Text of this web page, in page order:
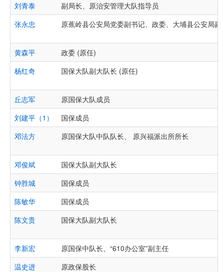
刘青泰
副局长、原治安管理大队指导员
张永忠
原蕉岭县公安局党委副书记、政委、大埔县公安局
黄森平
政委 (原任)
杨红奇
国保大队副大队长 (原任)
丘志军
原国保大队成员
刘建平（1）
国保成员
邓法方
原国保大队中队队长、 原兴福派出所所长
邓俊斌
国保大队副大队长
钟胜城
国保成员
陈敏华
国保成员
陈文贵
国保大队副大队长
李新宏
原国保中队长、“610办公室”副主任
温史进
原政保股长